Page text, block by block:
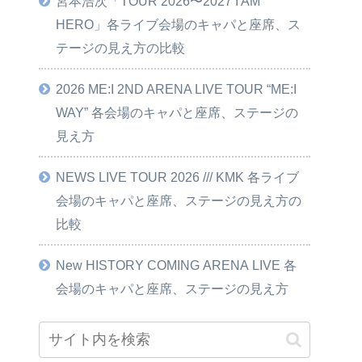
HERO」各ライブ会場のキャパと座席、ス
テージの見え方の比較
2026 ME:I 2ND ARENA LIVE TOUR “ME:I
WAY” 各会場のキャパと座席、ステージの
見え方
NEWS LIVE TOUR 2026 /// KMK 各ライブ
会場のキャパと座席、ステージの見え方の
比較
New HISTORY COMING ARENA LIVE 各
会場のキャパと座席、ステージの見え方